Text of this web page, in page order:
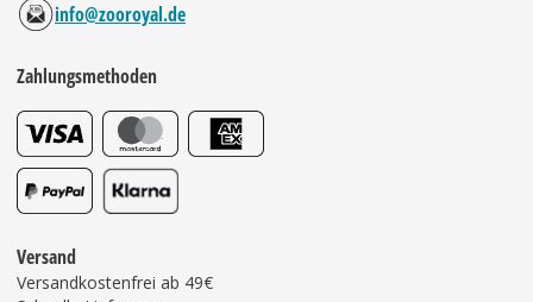
info@zooroyal.de
Zahlungsmethoden
Versand
Versandkostenfrei ab 49€